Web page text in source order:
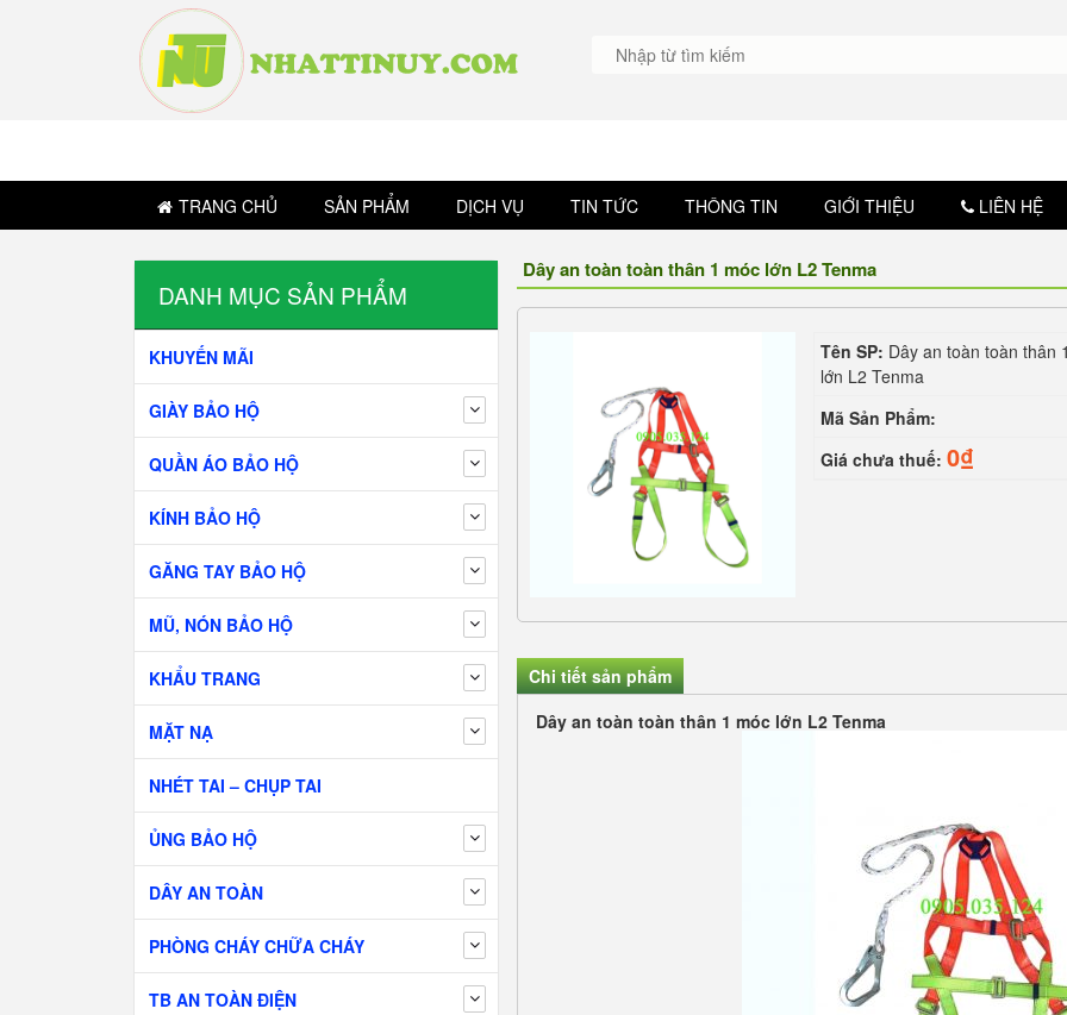
TRANG CHỦ SẢN PHẨM DỊCH VỤ TIN TỨC THÔNG TIN GIỚI THIỆU LIÊN HỆ
DANH MỤC SẢN PHẨM
KHUYẾN MÃI
GIÀY BẢO HỘ
QUẦN ÁO BẢO HỘ
KÍNH BẢO HỘ
GĂNG TAY BẢO HỘ
MŨ, NÓN BẢO HỘ
KHẨU TRANG
MẶT NẠ
NHÉT TAI – CHỤP TAI
ỦNG BẢO HỘ
DÂY AN TOÀN
PHÒNG CHÁY CHỮA CHÁY
TB AN TOÀN ĐIỆN
Dây an toàn toàn thân 1 móc lớn L2 Tenma
Tên SP: Dây an toàn toàn thân
lớn L2 Tenma
Mã Sản Phẩm:
Giá chưa thuế:0₫
Chi tiết sản phẩm
Dây an toàn toàn thân 1 móc lớn L2 Tenma